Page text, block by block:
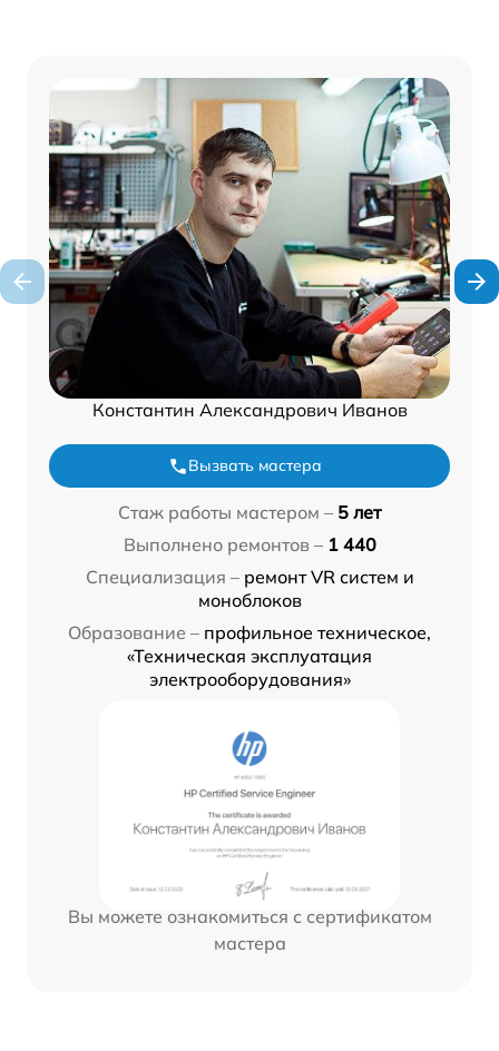
Константин Александрович Иванов
Вызвать мастера
Стаж работы мастером – 5 лет
Выполнено ремонтов – 1 440
Специализация – ремонт VR систем и
моноблоков
Образование – профильное техническое,
«Техническая эксплуатация
электрооборудования»
Вы можете ознакомиться с сертификатом
мастера